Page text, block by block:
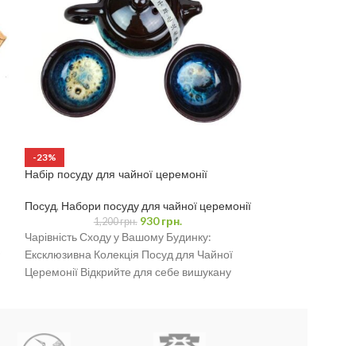
-23%
Набір посуду для чайної церемонії
Посуд, Набори посуду для чайної церемонії
1,200грн. 930грн.
Чарівність Сходу у Вашому Будинку:
Ексклюзивна Колекція Посуд для Чайної
Церемонії Відкрийте для себе вишукану